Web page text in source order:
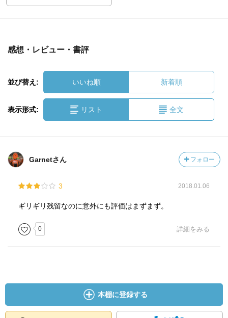
感想・レビュー・書評
並び替え: いいね順 新着順
表示形式: リスト 全文
Garnetさん フォロー
3 2018.01.06
ギリギリ残留なのに意外にも評価はまずまず。
0 詳細をみる
本棚に登録する